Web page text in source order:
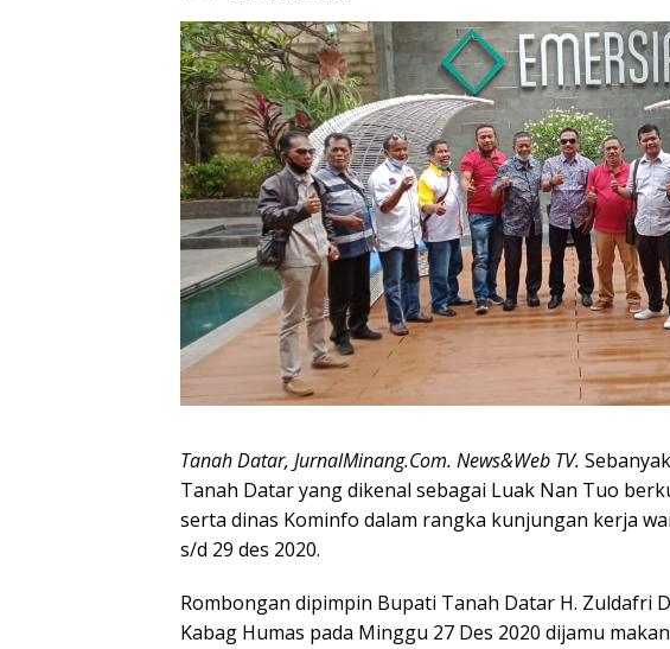
Tanah Datar, JurnalMinang.Com. News&Web TV.
Tanah Datar yang dikenal sebagai Luak Nan Tuo
serta dinas Kominfo dalam rangka kunjungan kerja
s/d 29 des 2020.
Rombongan dipimpin Bupati Tanah Datar H. Zuldafri
Kabag Humas pada Minggu 27 Des 2020 dijamu